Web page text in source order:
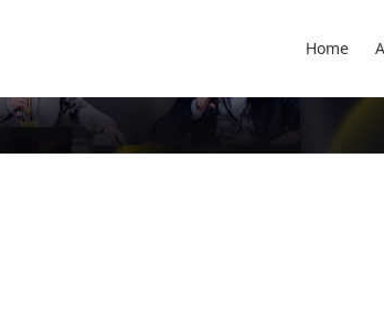
Home